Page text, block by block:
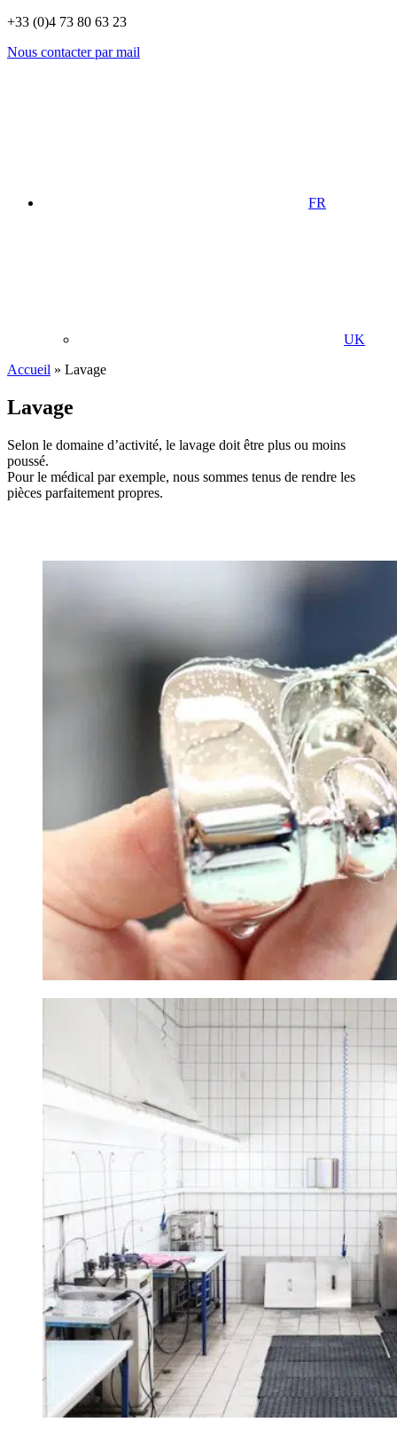
+33 (0)4 73 80 63 23
Nous contacter par mail
FR
UK
Accueil » Lavage
Lavage
Selon le domaine d’activité, le lavage doit être plus ou moins
poussé.
Pour le médical par exemple, nous sommes tenus de rendre les
pièces parfaitement propres.